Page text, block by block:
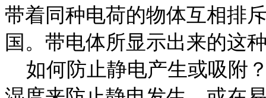
带着同种电荷的物体互相排
国。带电体所显示出来的这
如何防止静电产生或吸附